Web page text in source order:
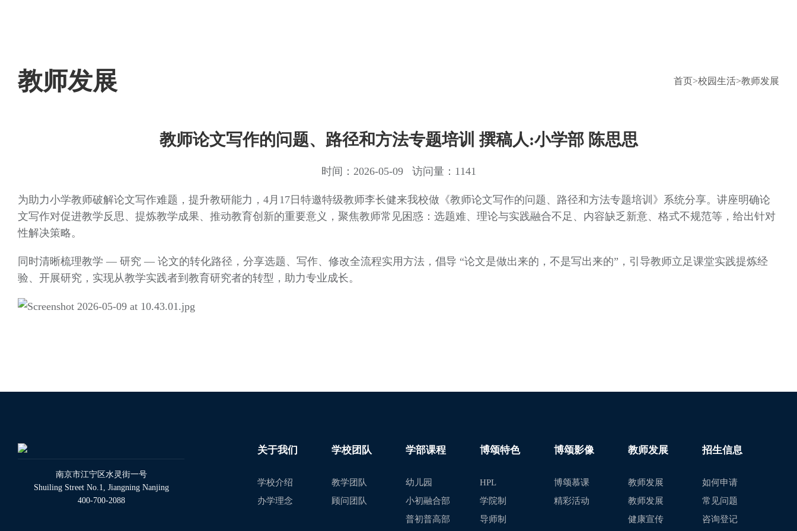
首页>校园生活>教师发展
教师发展
教师论文写作的问题、路径和方法专题培训 撰稿人:小学部 陈思思
时间：2026-05-09 访问量：1141
为助力小学教师破解论文写作难题，提升教研能力，4月17日特邀特级教师李长健来我校做《教师论文写作的问题、路径和方法专题培训》系统分享。讲座明确论
文写作对促进教学反思、提炼教学成果、推动教育创新的重要意义，聚焦教师常见困惑：选题难、理论与实践融合不足、内容缺乏新意、格式不规范等，给出针对
性解决策略。
同时清晰梳理教学 — 研究 — 论文的转化路径，分享选题、写作、修改全流程实用方法，倡导 “论文是做出来的，不是写出来的”，引导教师立足课堂实践提炼经
验、开展研究，实现从教学实践者到教育研究者的转型，助力专业成长。
南京市江宁区水灵街一号
Shuiling Street No.1, Jiangning Nanjing
400-700-2088
关于我们
学校介绍
办学理念
学校团队
教学团队
顾问团队
学部课程
幼儿园
小初融合部
普初普高部
博颂特色
HPL
学院制
导师制
博颂影像
博颂慕课
精彩活动
教师发展
教师发展
教师发展
健康宣传
招生信息
如何申请
常见问题
咨询登记